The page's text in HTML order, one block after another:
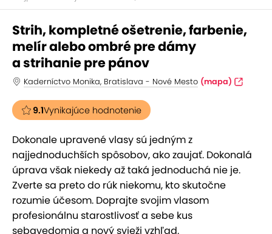
Strih, kompletné ošetrenie, farbenie,
melír alebo ombré pre dámy
a strihanie pre pánov
Kaderníctvo Monika, Bratislava - Nové Mesto (mapa)
9.1Vynikajúce hodnotenie
Dokonale upravené vlasy sú jedným z
najjednoduchších spôsobov, ako zaujať. Dokonalá
úprava však niekedy až taká jednoduchá nie je.
Zverte sa preto do rúk niekomu, kto skutočne
rozumie účesom. Doprajte svojim vlasom
profesionálnu starostlivosť a sebe kus
sebavedomia a nový svieži vzhľad.